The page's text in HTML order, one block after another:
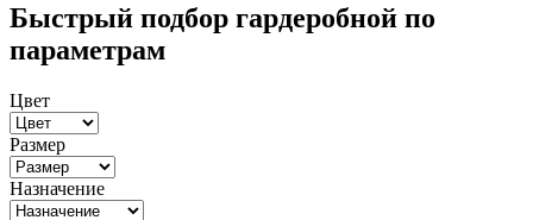
Быстрый подбор гардеробной по
параметрам
Цвет
Размер
Назначение